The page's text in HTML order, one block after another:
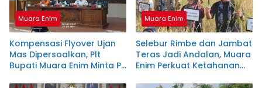
Muara Enim
Kompensasi Flyover Ujan
Mas Dipersoalkan, Plt
Bupati Muara Enim Minta PT
Muara Enim
Selebur Rimbe dan Jambat
Teras Jadi Andalan, Muara
Enim Perkuat Ketahanan